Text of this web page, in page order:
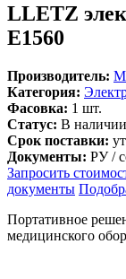
LLETZ
E1560
Производитель:
Категория:
Фасовка: 1 шт.
Статус: В наличии
Срок поставки:
Документы: РУ /
Запросить
документы
Портативное
медицинского